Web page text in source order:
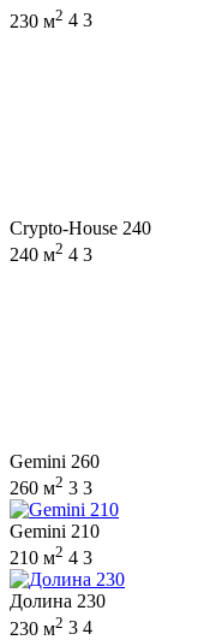
230 м2 4 3
Crypto-House 240
240 м2 4 3
Gemini 260
260 м2 3 3
Gemini 210
210 м2 4 3
Долина 230
230 м2 3 4